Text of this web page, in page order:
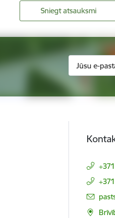
Sniegt atsauksmi
E-